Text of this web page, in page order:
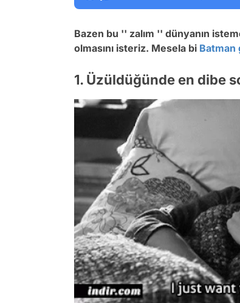
Bazen bu '' zalım '' dünyanın
olmasını isteriz. Mesela bi Batman
1. Üzüldüğünde en dibe